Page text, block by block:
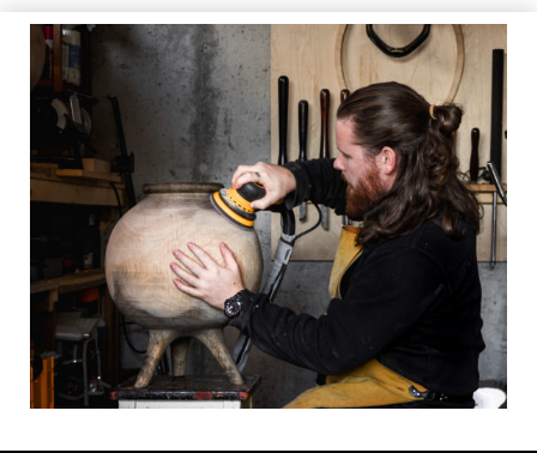
Andreas Emanuel Söderlund – Nordische
Vielfalt
AUSGABE 60, PORTRÄTS & REPORTAGEN